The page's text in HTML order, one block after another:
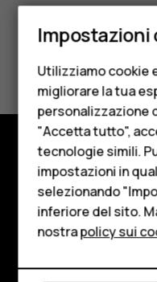
Cellulari
Telefoni
Accessori
HMD
Per le
Tablet
Negozio
Sì No
Negozio
Informazioni su
Planet and people
Assistenza
Impostazioni
Utilizziamo cookie
migliorare la tua
personalizzazione
"Accetta tutto",
tecnologie simili.
impostazioni in
selezionando
inferiore del sito.
nostrapolicy sui